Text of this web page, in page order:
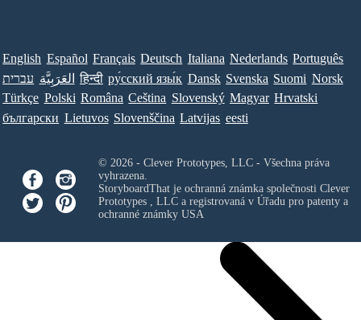
English Español Français Deutsch Italiana Nederlands Português
עברית العَرَبِيَّة हिन्दी ру́сский язы́к Dansk Svenska Suomi Norsk
Türkçe Polski Româna Ceština Slovenský Magyar Hrvatski
български Lietuvos Slovenščina Latvijas eesti
© 2026 - Clever Prototypes, LLC - Všechna práva
vyhrazena.
StoryboardThat je ochranná známka společnosti Clever
Prototypes , LLCa registrovaná v Úřadu pro patenty a
ochranné známky USA